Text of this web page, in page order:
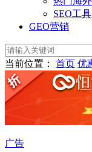
SEO工
GEO营销
当前位置 ： 首页 优
广告